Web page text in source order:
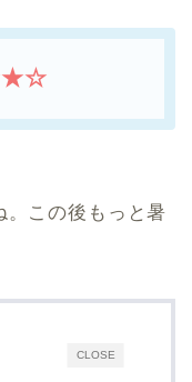
。この後もっと暑
CLOSE